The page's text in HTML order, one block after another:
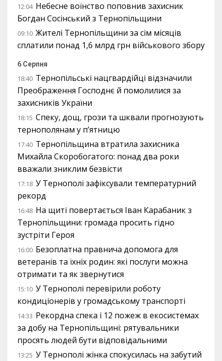
12:04 Небесне воїнство поповнив захисник
Богдан Сосінський з Тернопільщини
09:10 Жителі Тернопільщини за сім місяців
сплатили понад 1,6 млрд грн військового збору
6 Серпня
18:40 Тернопільські нацгвардійці відзначили
Преображення Господнє й помолилися за
захисників України
18:15 Спеку, дощ, грози та шквали прогнозують
тернополянам у п’ятницю
17:40 Тернопільщина втратила захисника
Михайла Скоробогатого: понад два роки
вважали зниклим безвісти
17:18 У Тернополі зафіксували температурний
рекорд
16:48 На щиті повертається Іван Карабаник з
Тернопільщини: громада просить гідно
зустріти Героя
16:00 Безоплатна правнича допомога для
ветеранів та їхніх родин: які послуги можна
отримати та як звернутися
15:10 У Тернополі перевірили роботу
кондиціонерів у громадському транспорті
14:33 Рекордна спека і 12 пожеж в екосистемах
за добу на Тернопільщині: рятувальники
просять людей бути відповідальними
13:25 У Тернополі жінка спокусилась на забутий